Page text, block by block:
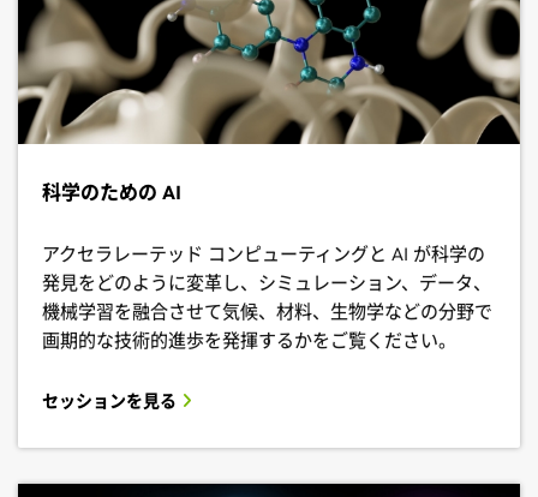
科学のための AI
アクセラレーテッド コンピューティングと AI が科学の
発見をどのように変革し、シミュレーション、データ、
機械学習を融合させて気候、材料、生物学などの分野で
画期的な技術的進歩を発揮するかをご覧ください。
セッションを見る